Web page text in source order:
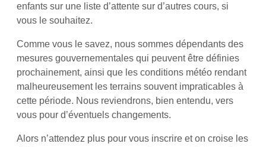
enfants sur une liste d’attente sur d’autres cours, si
vous le souhaitez.
Comme vous le savez, nous sommes dépendants des
mesures gouvernementales qui peuvent être définies
prochainement, ainsi que les conditions météo rendant
malheureusement les terrains souvent impraticables à
cette période. Nous reviendrons, bien entendu, vers
vous pour d’éventuels changements.
Alors n’attendez plus pour vous inscrire et on croise les